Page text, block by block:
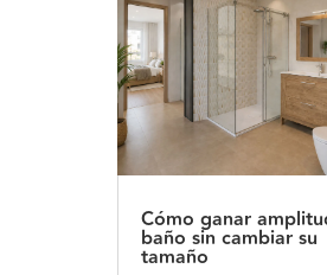
Cómo ganar
baño sin cambiar su
tamaño